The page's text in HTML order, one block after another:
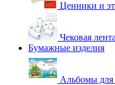
Ценники и
Чековая
Бумажные изделия
Альбомы для